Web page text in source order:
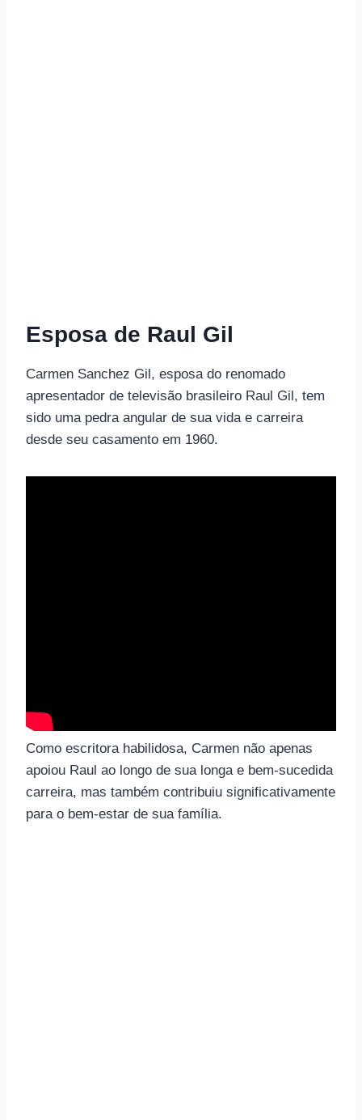
Esposa de Raul Gil
Carmen Sanchez Gil, esposa do renomado
apresentador de televisão brasileiro Raul Gil, tem
sido uma pedra angular de sua vida e carreira
desde seu casamento em 1960.
Como escritora habilidosa, Carmen não apenas
apoiou Raul ao longo de sua longa e bem-sucedida
carreira, mas também contribuiu significativamente
para o bem-estar de sua família.